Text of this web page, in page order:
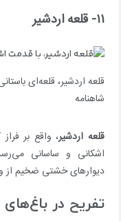
۱۱- قلعه اردشیر
قلعه اردشیر، قلعه‌ای
شاهنامه
قلعه اردشیر، واقع بر
اشکانی و ساسانی
دیوارهای خشتی ضخیم از
تفریح در